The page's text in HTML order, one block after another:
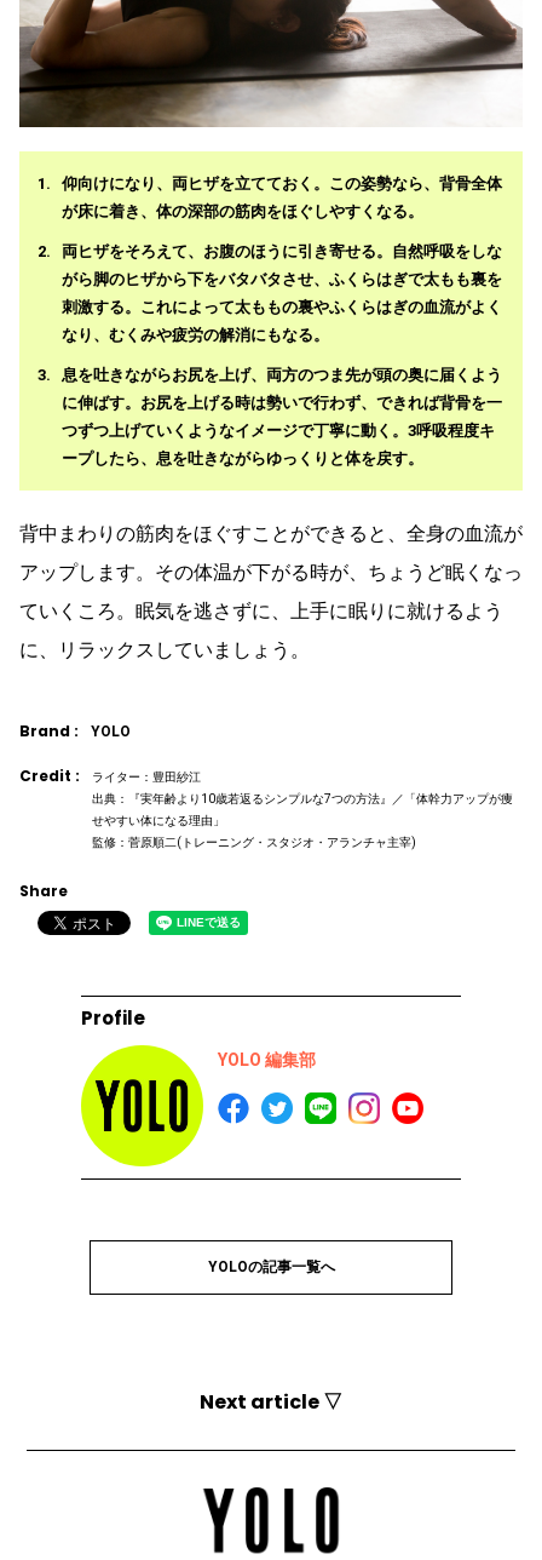
仰向けになり、両ヒザを立てておく。この姿勢なら、背骨全体
が床に着き、体の深部の筋肉をほぐしやすくなる。
両ヒザをそろえて、お腹のほうに引き寄せる。自然呼吸をしな
がら脚のヒザから下をバタバタさせ、ふくらはぎで太もも裏を
刺激する。これによって太ももの裏やふくらはぎの血流がよく
なり、むくみや疲労の解消にもなる。
息を吐きながらお尻を上げ、両方のつま先が頭の奥に届くよう
に伸ばす。お尻を上げる時は勢いで行わず、できれば背骨を一
つずつ上げていくようなイメージで丁寧に動く。3呼吸程度キ
ープしたら、息を吐きながらゆっくりと体を戻す。
背中まわりの筋肉をほぐすことができると、全身の血流が
アップします。その体温が下がる時が、ちょうど眠くなっ
ていくころ。眠気を逃さずに、上手に眠りに就けるよう
に、リラックスしていましょう。
Brand : YOLO
Credit :
ライター：豊田紗江
出典：『実年齢より10歳若返るシンプルな7つの方法』／「体幹力アップが痩
せやすい体になる理由」
監修：菅原順二(トレーニング・スタジオ・アランチャ主宰)
Share
Profile
YOLO 編集部
YOLOの記事一覧へ
Next article ▽